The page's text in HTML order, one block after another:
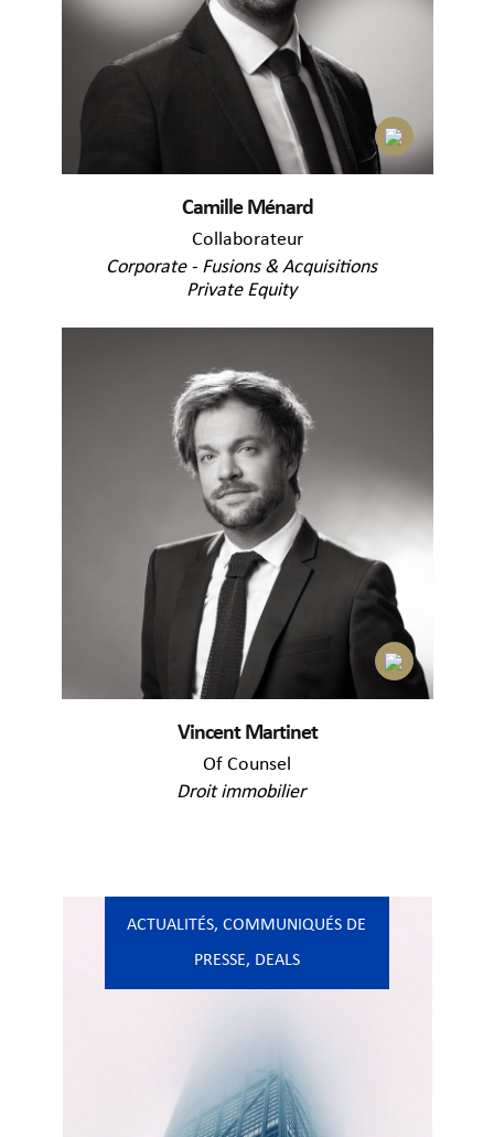
Camille Ménard
Collaborateur
Corporate - Fusions & Acquisitions
Private Equity
Vincent Martinet
Of Counsel
Droit immobilier
ACTUALITÉS,COMMUNIQUÉS DE
PRESSE, DEALS